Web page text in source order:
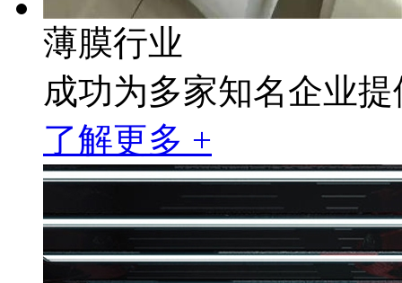
薄膜行业
成功为多家知名企业
了解更多 +